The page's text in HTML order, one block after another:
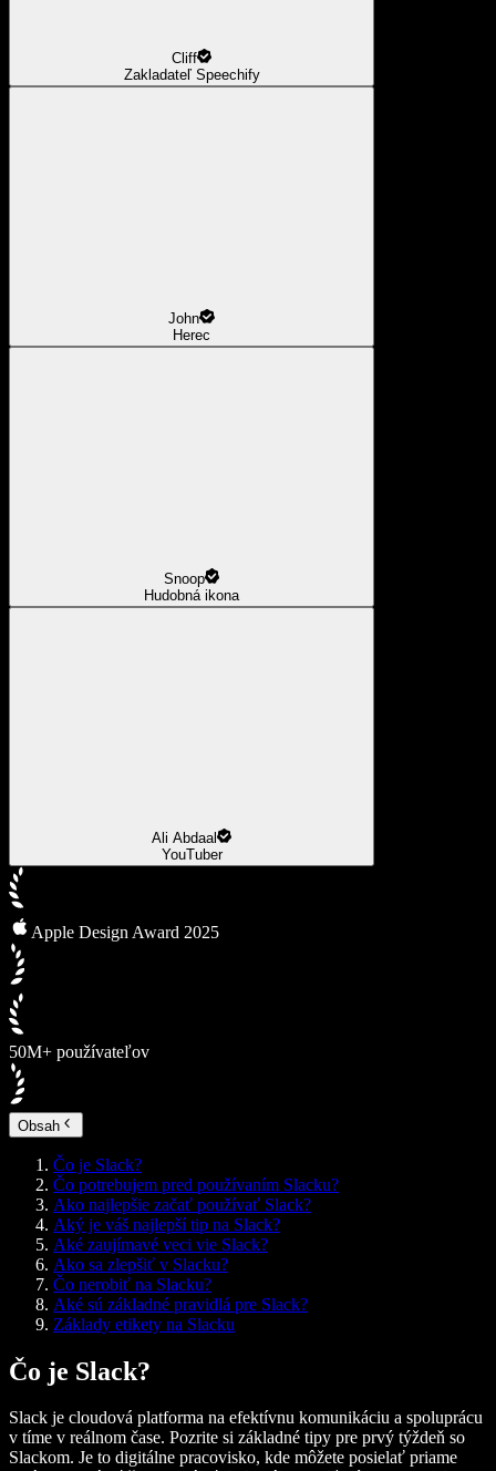
Cliff
Zakladateľ Speechify
John
Herec
Snoop
Hudobná ikona
Ali Abdaal
YouTuber
Apple Design Award 2025
50M+ používateľov
Obsah
Čo je Slack?
Čo potrebujem pred používaním Slacku?
Ako najlepšie začať používať Slack?
Aký je váš najlepší tip na Slack?
Aké zaujímavé veci vie Slack?
Ako sa zlepšiť v Slacku?
Čo nerobiť na Slacku?
Aké sú základné pravidlá pre Slack?
Základy etikety na Slacku
Čo je Slack?
Slack je cloudová platforma na efektívnu komunikáciu a spoluprácu
v tíme v reálnom čase. Pozrite si základné tipy pre prvý týždeň so
Slackom. Je to digitálne pracovisko, kde môžete posielať priame